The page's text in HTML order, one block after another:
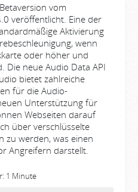
vom
veröffentlicht. Eine der
Aktivierung
wenn
oder höher und
Die neue Audio Data API
bietet zahlreiche
für die Audio-
Unterstützung für
Webseiten darauf
über verschlüsselte
zu werden, was einen
Angreifern darstellt.
1 Minute